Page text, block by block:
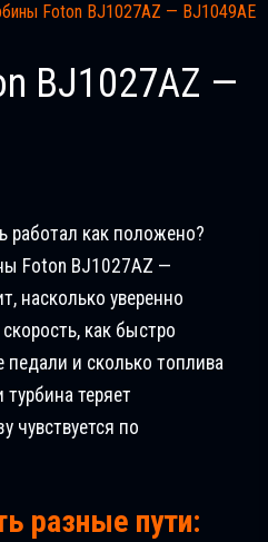
Foton BJ1027AZ — BJ1049AE
BJ1027AZ —
работал как положено?
Foton BJ1027AZ —
насколько уверенно
как быстро
педали и сколько топлива
турбина теряет
чувствуется по
разные пути: